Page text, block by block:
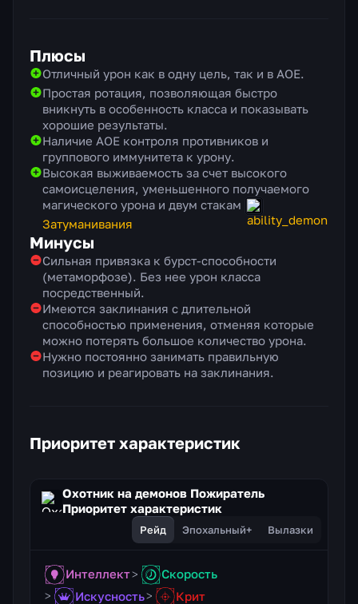
Плюсы
Отличный урон как в одну цель, так и в АОЕ.
Простая ротация, позволяющая быстро
вникнуть в особенность класса и показывать
хорошие результаты.
Наличие АОЕ контроля противников и
группового иммунитета к урону.
Высокая выживаемость за счет высокого
самоисцеления, уменьшенного получаемого
магического урона и двум стакам
Затуманивания
Минусы
Сильная привязка к бурст-способности
(метаморфозе). Без нее урон класса
посредственный.
Имеются заклинания с длительной
способностью применения, отменяя которые
можно потерять большое количество урона.
Нужно постоянно занимать правильную
позицию и реагировать на заклинания.
Приоритет характеристик
Охотник на демонов Пожиратель
Приоритет характеристик
Рейд Эпохальный+ Вылазки
Интеллект
Скорость
Искусность
Крит